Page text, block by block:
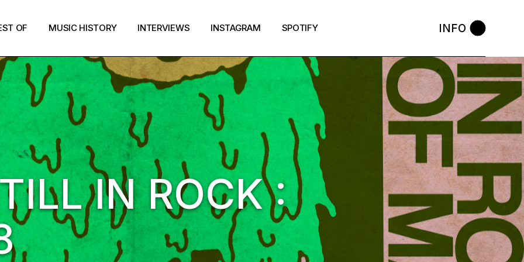
OF MUSIC HISTORY INTERVIEWS INSTAGRAM SPOTIFY INFO
IN ROCK :